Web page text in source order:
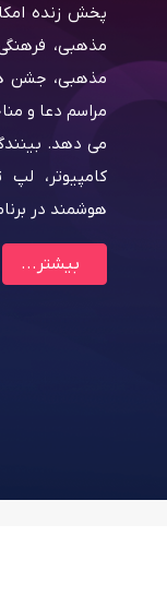
پخش زنده
مذهبی،
مذهبی، جشن ها
مراسم دعا و
می دهد.
کامپیوتر،
هوشمند در
بیشتر...